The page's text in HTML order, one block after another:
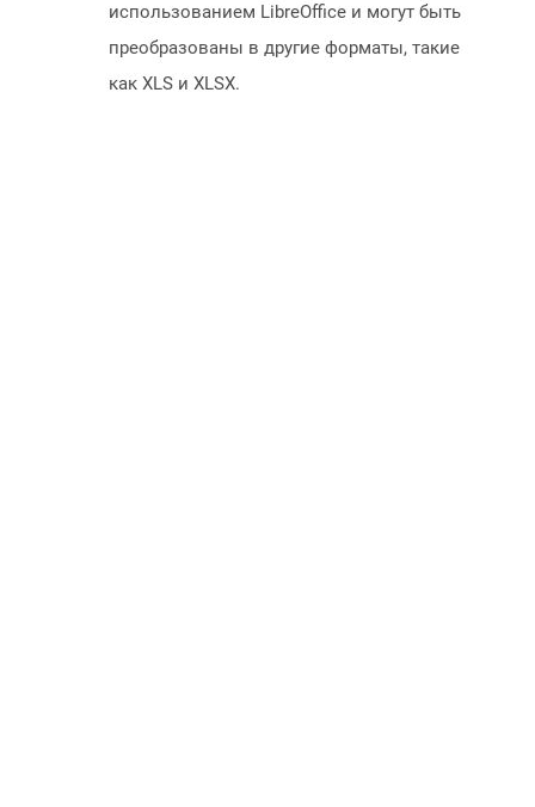
использованием LibreOffice и могут быть
преобразованы в другие форматы, такие
как XLS и XLSX.